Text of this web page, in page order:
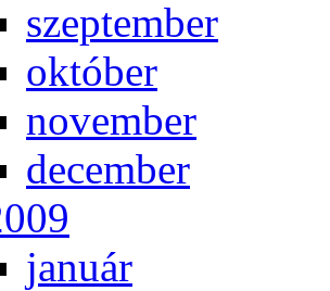
szep­tem­ber
ok­tó­ber
no­vem­ber
de­cem­ber
ja­nu­ár